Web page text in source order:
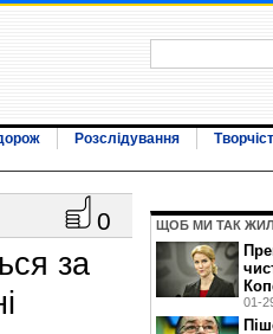
Розслідування
0
за
ЩОБ МИ ТАК
01-